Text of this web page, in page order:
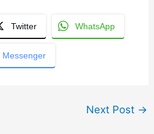
Twitter WhatsApp
Messenger
Next Post →